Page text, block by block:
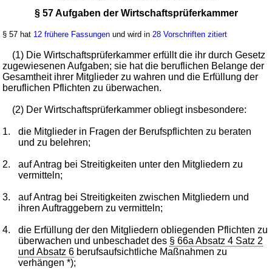
§ 57 Aufgaben der Wirtschaftsprüferkammer
§ 57 hat 12 frühere Fassungen und wird in28 Vorschriften zitiert
(1) Die Wirtschaftsprüferkammer erfüllt die ihr durch Gesetz
zugewiesenen Aufgaben; sie hat die beruflichen Belange der
Gesamtheit ihrer Mitglieder zu wahren und die Erfüllung der
beruflichen Pflichten zu überwachen.
(2) Der Wirtschaftsprüferkammer obliegt insbesondere:
1.
die Mitglieder in Fragen der Berufspflichten zu beraten
und zu belehren;
2.
auf Antrag bei Streitigkeiten unter den Mitgliedern zu
vermitteln;
3.
auf Antrag bei Streitigkeiten zwischen Mitgliedern und
ihren Auftraggebern zu vermitteln;
4.
die Erfüllung der den Mitgliedern obliegenden Pflichten zu
überwachen und unbeschadet des § 66a Absatz 4 Satz 2
und Absatz 6 berufsaufsichtliche Maßnahmen zu
verhängen *);